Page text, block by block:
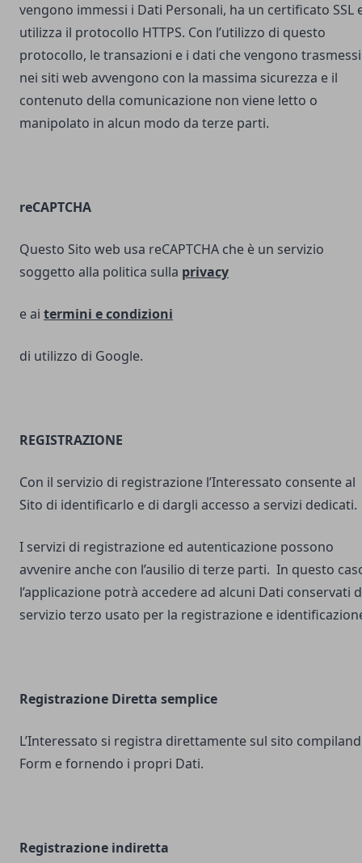
vengono immessi i Dati Personali, ha un certificato SSL
utilizza il protocollo HTTPS. Con l’utilizzo di questo
protocollo, le transazioni e i dati che vengono trasmessi
nei siti web avvengono con la massima sicurezza e il
contenuto della comunicazione non viene letto o
manipolato in alcun modo da terze parti.
reCAPTCHA
Questo Sito web usa reCAPTCHA che è un servizio
soggetto alla politica sulla privacy
e ai termini econdizioni
di utilizzo di Google.
REGISTRAZIONE
Con il servizio di registrazione l’Interessato consente al
Sito di identificarlo e di dargli accesso a servizi dedicati.
I servizi di registrazione ed autenticazione possono
avvenire anche con l’ausilio di terze parti. In questo
l’applicazione potrà accedere ad alcuni Dati conservati
servizio terzo usato per la registrazione e
Registrazione Diretta semplice
L’Interessato si registra direttamente sul sito
Form e fornendo i propri Dati.
Registrazione indiretta